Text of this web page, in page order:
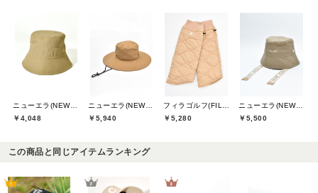
ニューエラ(NEW ERA)
￥4,048
ニューエラ(NEW ERA)
￥5,940
フィラゴルフ(FILA GOLF)
￥5,280
ニューエラ(NEW ERA)
￥5,500
この商品と同じアイテムランキング